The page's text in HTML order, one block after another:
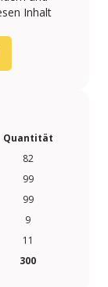
Inhalt
Quantität
82
99
99
9
11
300